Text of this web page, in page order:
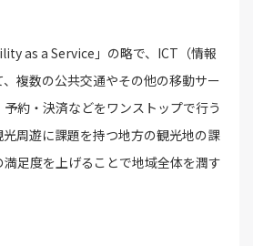
as a Service」の略で、ICT（情報
複数の公共交通やその他の移動サー
約・決済などをワンストップで行う
周遊に課題を持つ地方の観光地の課
足度を上げることで地域全体を潤す